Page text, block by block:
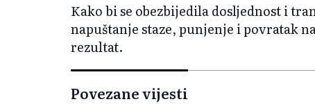
Kako bi se obezbijedila dosljednost i
napuštanje staze, punjenje i povratak
rezultat.
Povezane vijesti